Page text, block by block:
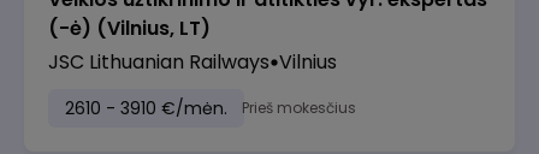
(-ė) (Vilnius, LT)
JSC Lithuanian Railways Vilnius
2610 - 3910 €/mėn. Prieš mokesčius